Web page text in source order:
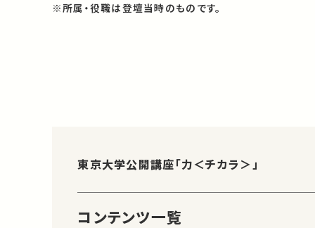
※所属・役職は登壇当時のものです。
東京大学公開講座「力＜チカラ＞」
コンテンツ一覧